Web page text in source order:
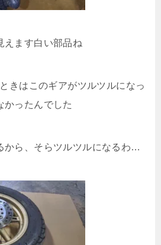
えます白い部品ね
きはこのギアがツルツルになっ
かったんでした
から、そらツルツルになるわ…